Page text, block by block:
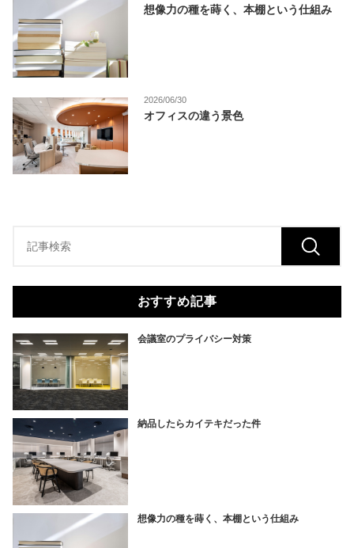
想像力の種を蒔く、本棚という仕組み
2026/06/30
オフィスの違う景色
おすすめ記事
会議室のプライバシー対策
納品したらカイテキだった件
想像力の種を蒔く、本棚という仕組み